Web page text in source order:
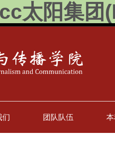
太阳集团
们 团队队伍